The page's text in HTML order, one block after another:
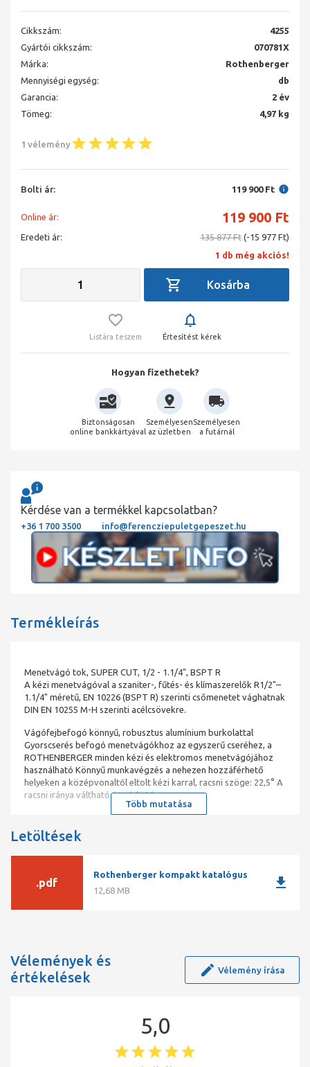
Cikkszám:
4255
Gyártói cikkszám:
070781X
Márka:
Rothenberger
Mennyiségi egység:
db
Garancia:
2 év
Tömeg:
4,97 kg
1 vélemény
Bolti ár: 119 900 Ft
Online ár: 119 900 Ft
Eredeti ár: 135 877 Ft (-15 977 Ft)
1 db még akciós!
Listára teszem Értesítést kérek
Hogyan fizethetek?
Biztonságosan
online bankkártyával
Személyesen
az üzletben
Személyesen
a futárnál
Kérdése van a termékkel kapcsolatban?
+36 1 700 3500 info@ferencziepuletgepeszet.hu
Termékleírás
Menetvágó tok, SUPER CUT, 1/2 - 1.1/4", BSPT R
A kézi menetvágóval a szaniter-, fűtés- és klímaszerelők R1/2"–
1.1/4" méretű, EN 10226 (BSPT R) szerinti csőmenetet vághatnak
DIN EN 10255 M-H szerinti acélcsövekre.
Vágófejbefogó könnyű, robusztus alumínium burkolattal
Gyorscserés befogó menetvágókhoz az egyszerű cseréhez, a
ROTHENBERGER minden kézi és elektromos menetvágójához
használható Könnyű munkavégzés a nehezen hozzáférhető
helyeken a középvonaltól eltolt kézi karral, racsni szöge: 22,5° A
racsni iránya váltható és zárható
Több mutatása
Letöltések
.pdf
Rothenberger kompakt katalógus
12,68 MB
download
Vélemények és
értékelések
Vélemény írása
5,0